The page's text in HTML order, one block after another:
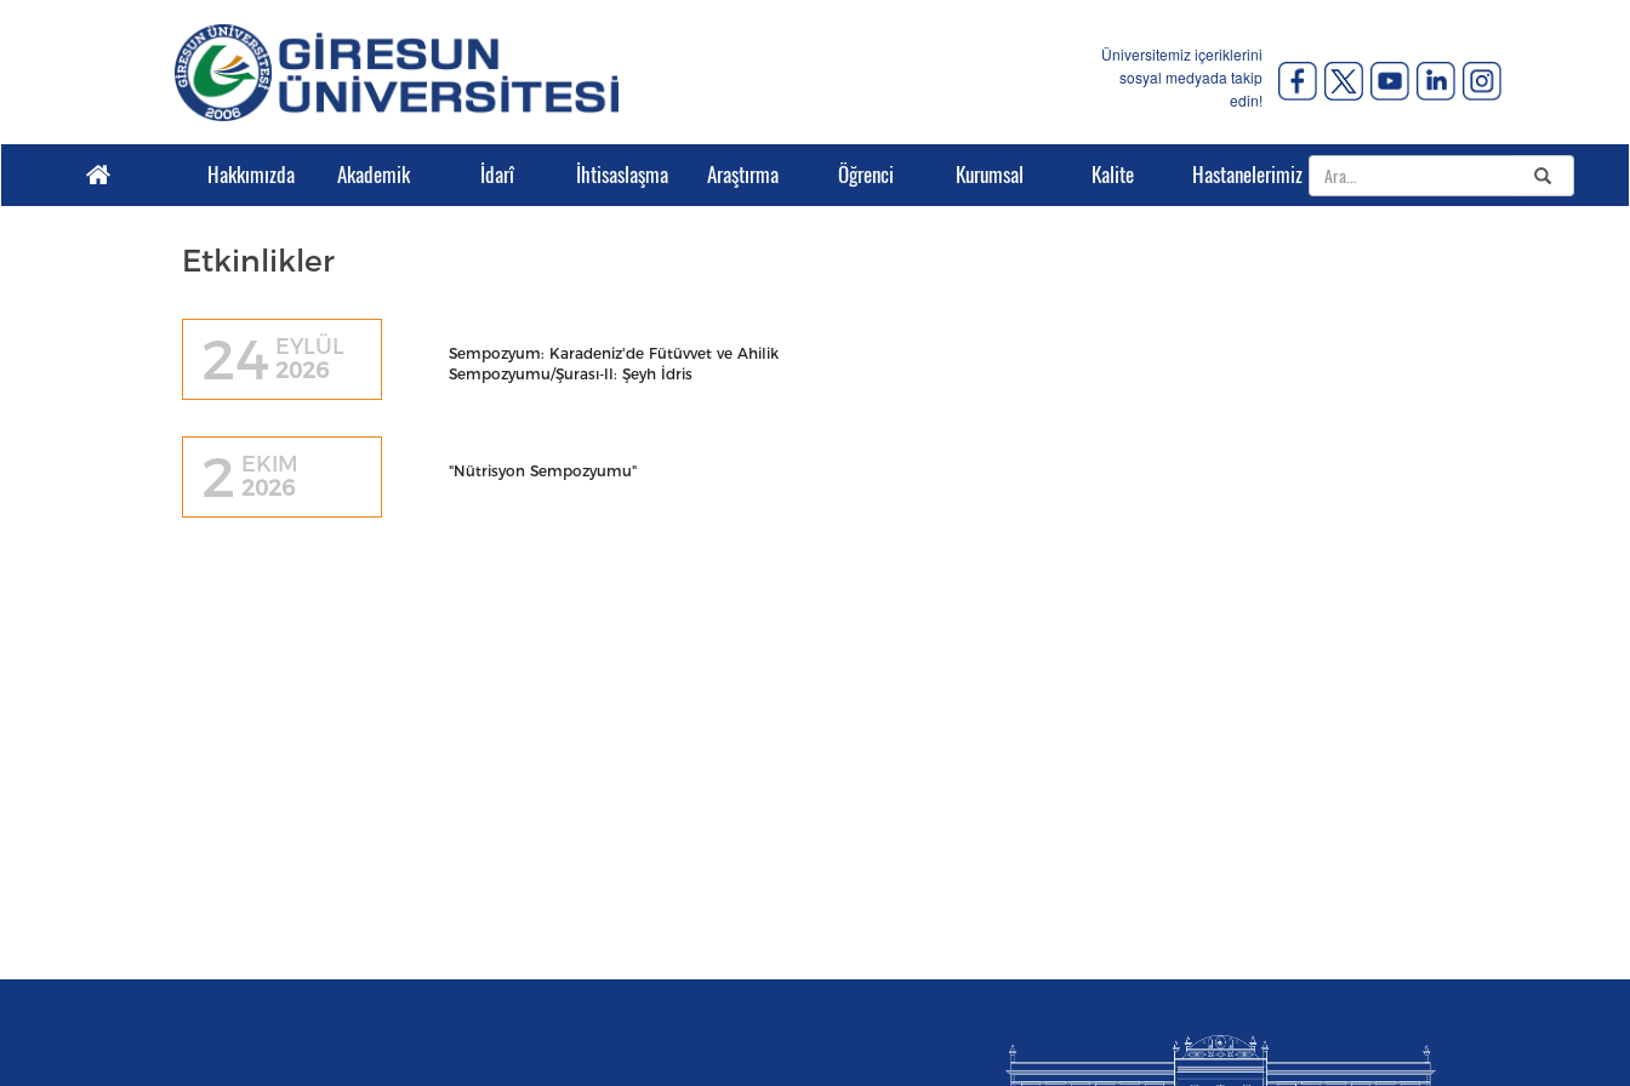
Üniversitemiz içeriklerini
sosyal medyada takip
edin!
Hakkımızda Akademik İdarî İhtisaslaşma Araştırma Öğrenci Kurumsal Kalite Hastanelerimiz
Etkinlikler
24 EYLÜL
2026
Sempozyum: Karadeniz'de Fütüvvet ve Ahilik
Sempozyumu/Şurası-II: Şeyh İdris
2 EKIM
2026
"Nütrisyon Sempozyumu"